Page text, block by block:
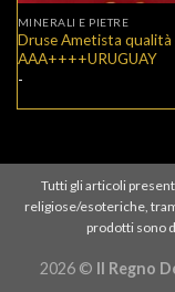
MINERALI E PIETRE
Druse Ametista qualità
AAA++++URUGUAY
-Fascia
prezzo:
376,98€
Tutti gli articoli
religiose/esoteriche,
prodotti sono
2026 © Il Regno